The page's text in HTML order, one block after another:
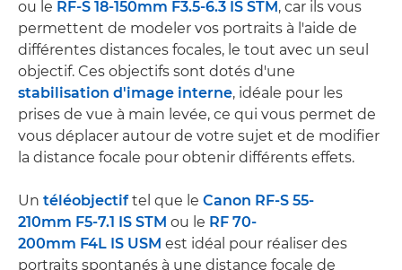
ou le RF-S 18-150mm F3.5-6.3 IS STM, car ils vous
permettent de modeler vos portraits à l'aide de
différentes distances focales, le tout avec un seul
objectif. Ces objectifs sont dotés d'une
stabilisation d'image interne, idéale pour les
prises de vue à main levée, ce qui vous permet de
vous déplacer autour de votre sujet et de modifier
la distance focale pour obtenir différents effets.
Un téléobjectiftel que le Canon RF-S 55-
210mm F5-7.1 IS STM ou le RF 70-
200mm F4L IS USM est idéal pour réaliser des
portraits spontanés à une distance focale de